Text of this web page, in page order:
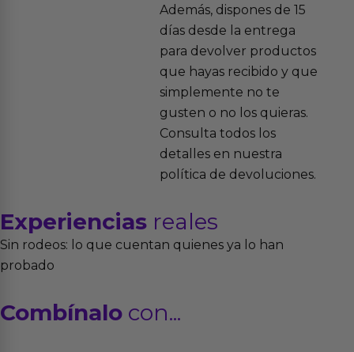
Además, dispones de 15
días desde la entrega
para devolver productos
que hayas recibido y que
simplemente no te
gusten o no los quieras.
Consulta todos los
detalles en nuestra
política de devoluciones.
Experiencias reales
Sin rodeos: lo que cuentan quienes ya lo han
probado
Combínalo con...